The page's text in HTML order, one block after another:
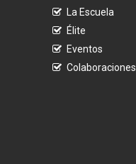
La Escuela
Élite
Eventos
Colaboraciones